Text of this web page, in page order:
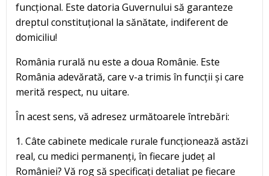
funcțional. Este datoria Guvernului să garanteze
dreptul constituțional la sănătate, indiferent de
domiciliu!
România rurală nu este a doua Românie. Este
România adevărată, care v-a trimis în funcții și care
merită respect, nu uitare.
În acest sens, vă adresez următoarele întrebări:
1. Câte cabinete medicale rurale funcționează astăzi
real, cu medici permanenți, în fiecare județ al
României? Vă rog să specificați detaliat pe fiecare